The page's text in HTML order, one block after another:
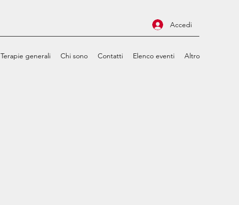
Accedi
Terapie generali Chi sono Contatti Elenco eventi Altro